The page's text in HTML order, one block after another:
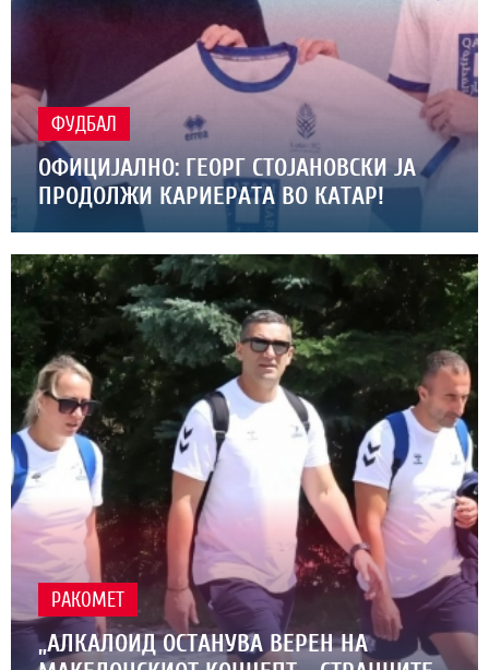
ФУДБАЛ
ОФИЦИЈАЛНО: ГЕОРГ СТОЈАНОВСКИ ЈА
ПРОДОЛЖИ КАРИЕРАТА ВО КАТАР!
РАКОМЕТ
„АЛКАЛОИД ОСТАНУВА ВЕРЕН НА